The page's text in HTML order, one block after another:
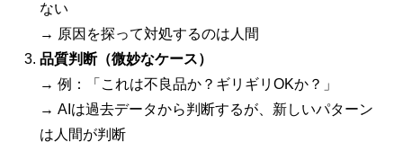
ない
→ 原因を探って対処するのは人間
品質判断（微妙なケース）
→ 例：「これは不良品か？ギリギリOKか？」
→ AIは過去データから判断するが、新しいパターン
は人間が判断